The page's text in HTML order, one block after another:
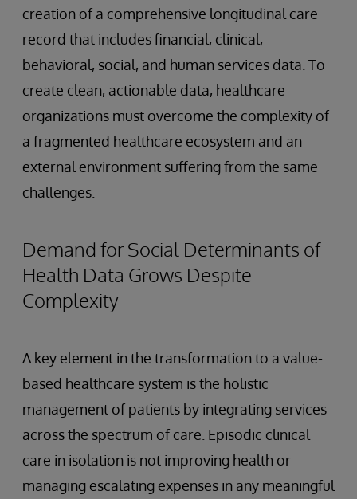
creation of a comprehensive longitudinal care
record that includes financial, clinical,
behavioral, social, and human services data. To
create clean, actionable data, healthcare
organizations must overcome the complexity of
a fragmented healthcare ecosystem and an
external environment suffering from the same
challenges.
Demand for Social Determinants of
Health Data Grows Despite
Complexity
A key element in the transformation to a value-
based healthcare system is the holistic
management of patients by integrating services
across the spectrum of care. Episodic clinical
care in isolation is not improving health or
managing escalating expenses in any meaningful